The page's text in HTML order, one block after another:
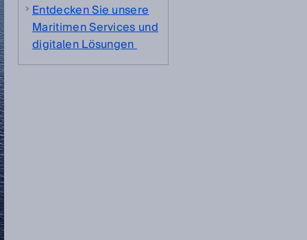
Entdecken Sie unsere
Maritimen Services und
digitalen Lösungen